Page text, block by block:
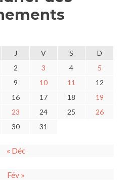
J V S
D
2 3 4
5
9 10 11
12
16 17 18
19
23 24 25
26
30 31
« Déc
Fév »